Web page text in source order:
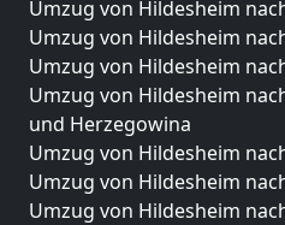
Umzug von Hildesheim
Umzug von Hildesheim
Umzug von Hildesheim
Umzug von Hildesheim
und Herzegowina
Umzug von Hildesheim
Umzug von Hildesheim
Umzug von Hildesheim